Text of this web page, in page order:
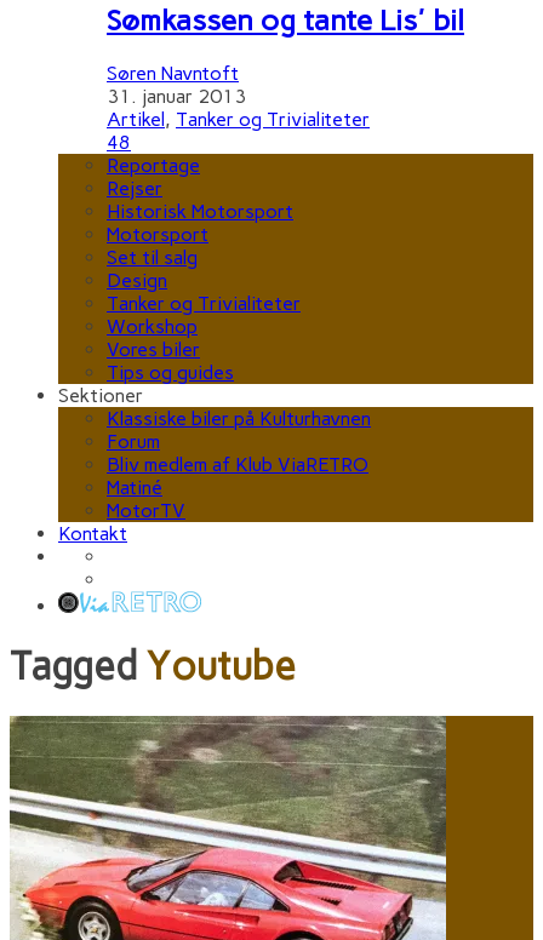
Sømkassen og tante Lis' bil
Søren Navntoft
31. januar 2013
Artikel, Tanker og Trivialiteter
48
Reportage
Rejser
Historisk Motorsport
Motorsport
Set til salg
Design
Tanker og Trivialiteter
Workshop
Vores biler
Tips og guides
Sektioner
Klassiske biler på Kulturhavnen
Forum
Bliv medlem af Klub ViaRETRO
Matiné
MotorTV
Kontakt
Tagged Youtube